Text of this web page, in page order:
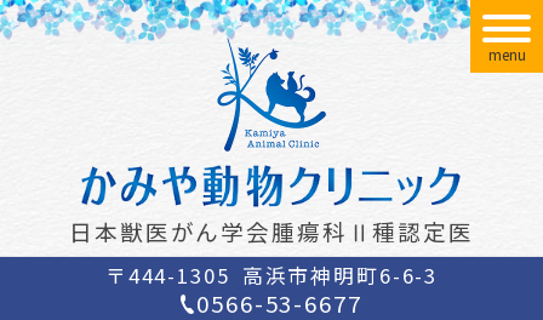
日本獣医がん学会腫瘍科Ⅱ種認定医
〒444-1305 高浜市神明町6-6-3
0566-53-6677
menu